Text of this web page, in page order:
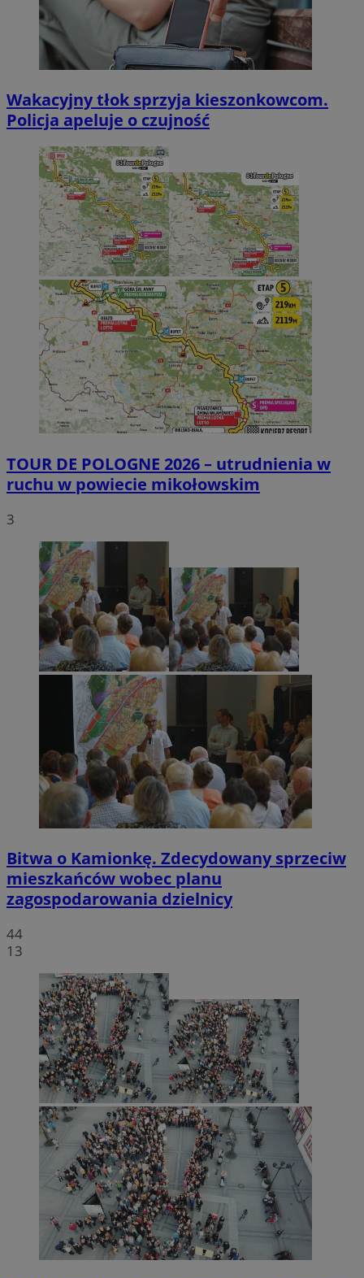
Wakacyjny tłok sprzyja kieszonkowcom.
Policja apeluje o czujność
TOUR DE POLOGNE 2026 – utrudnienia w
ruchu w powiecie mikołowskim
3
Bitwa o Kamionkę. Zdecydowany sprzeciw
mieszkańców wobec planu
zagospodarowania dzielnicy
44
13